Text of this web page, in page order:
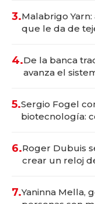
3.Malabrigo
que le da de
4.De la banca
avanza el
5.Sergio Fogel
biotecnología:
6.Roger Dubuis
crear un reloj
7.Yaninna Mella,